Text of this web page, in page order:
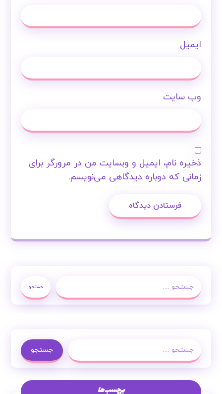
ایمیل
وب‌ سایت
ذخیره نام، ایمیل و وبسایت من در مرورگر برای
زمانی که دوباره دیدگاهی می‌نویسم.
فرستادن دیدگاه
جستجو
جستجو
برچسب ها